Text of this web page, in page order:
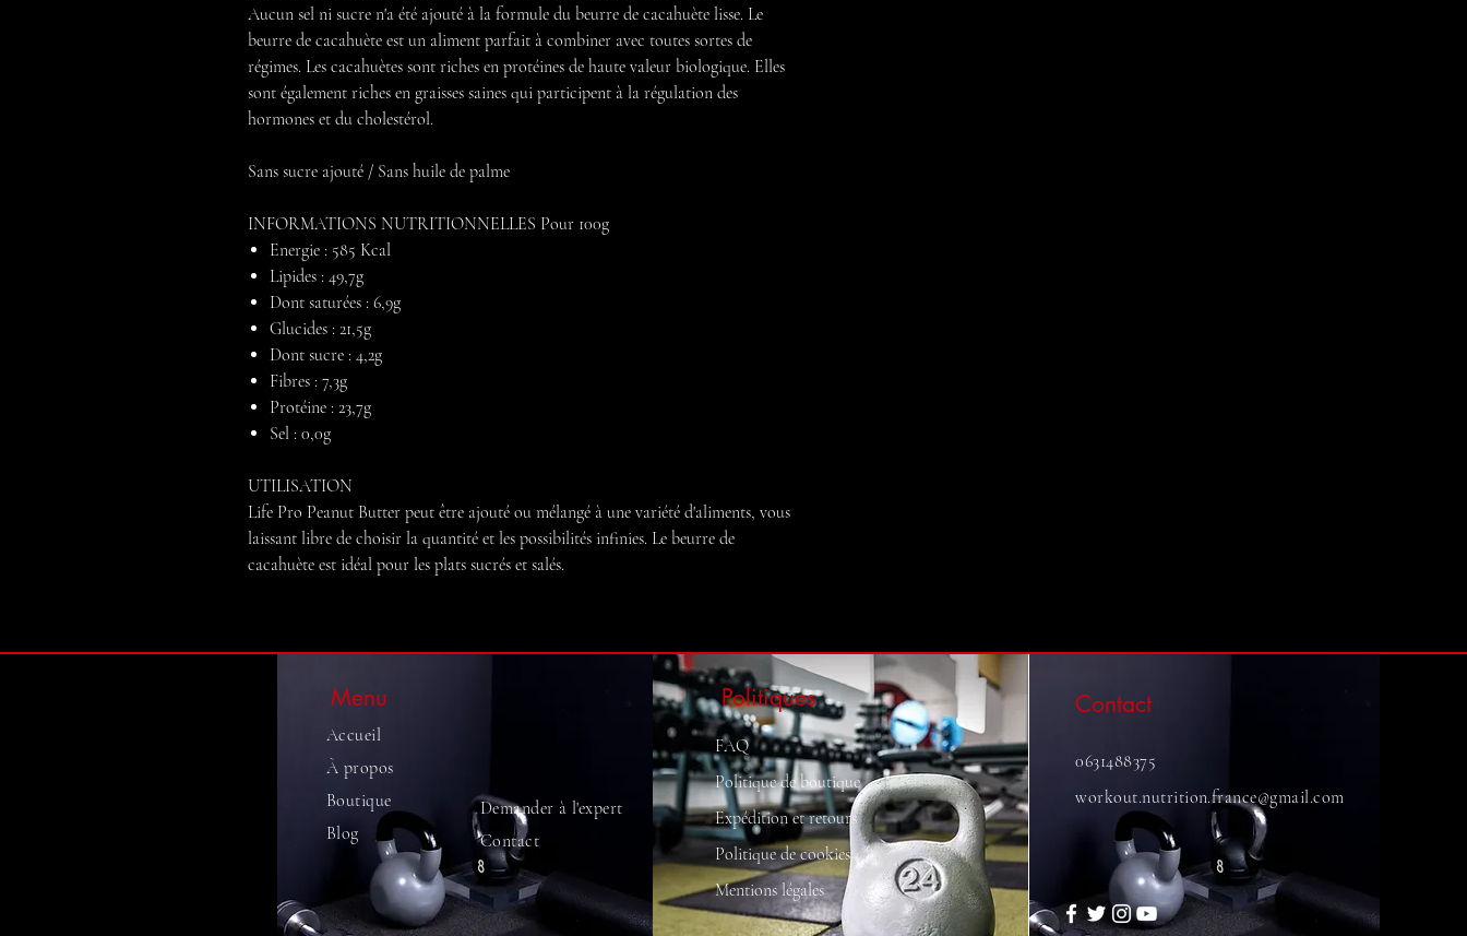
Aucun sel ni sucre n'a été ajouté à la formule du beurre de cacahuète lisse. Le
beurre de cacahuète est un aliment parfait à combiner avec toutes sortes de
régimes. Les cacahuètes sont riches en protéines de haute valeur biologique. Elles
sont également riches en graisses saines qui participent à la régulation des
hormones et du cholestérol.
Sans sucre ajouté / Sans huile de palme
INFORMATIONS NUTRITIONNELLES Pour 100g
Energie : 585 Kcal
Lipides : 49,7g
Dont saturées : 6,9g
Glucides : 21,5g
Dont sucre : 4,2g
Fibres : 7,3g
Protéine : 23,7g
Sel : 0,0g
UTILISATION
Life Pro Peanut Butter peut être ajouté ou mélangé à une variété d'aliments, vous
laissant libre de choisir la quantité et les possibilités infinies. Le beurre de
cacahuète est idéal pour les plats sucrés et salés.
Menu
Accueil
À propos
​Boutique
Blog
Demander à l'expert
Contact
Politiques
FAQ
Politique de boutique
Expédition et retours
Politique de cookies
Mentions légales
Contact
0631488375
workout.nutrition.france@gmail.com